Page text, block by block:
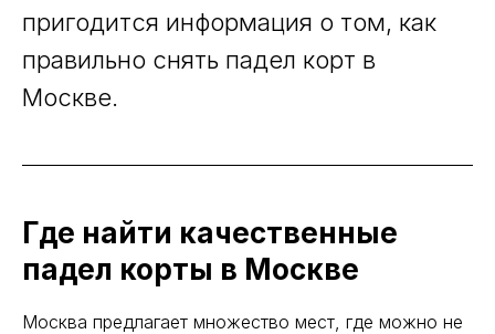
пригодится информация о том, как
правильно снять падел корт в
Москве.
Где найти качественные
падел корты в Москве
Москва предлагает множество мест, где можно не